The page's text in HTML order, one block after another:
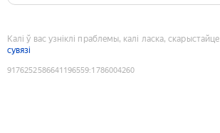
Калі ў вас узніклі праблемы, калі ласка, скарыстайце
сувязі
9176252586641196559:1786004260